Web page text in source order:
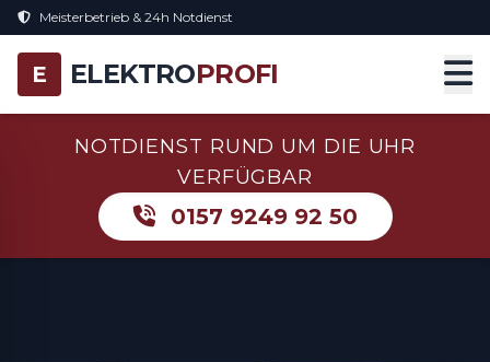
Meisterbetrieb & 24h Notdienst
E ELEKTROPROFI
NOTDIENST RUND UM DIE UHR
VERFÜGBAR
0157 9249 92 50